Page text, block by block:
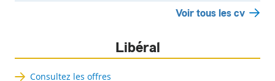
Voir tous les cv
Libéral
Consultez les offres